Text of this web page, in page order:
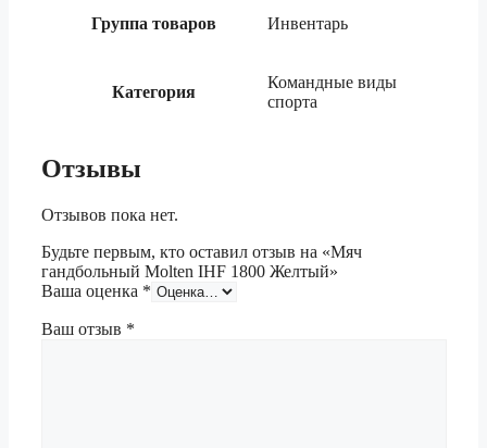
Группа товаров Инвентарь
Категория
Командные виды
спорта
Отзывы
Отзывов пока нет.
Будьте первым, кто оставил отзыв на «Мяч
гандбольный Molten IHF 1800 Желтый»
Ваша оценка *
Ваш отзыв *